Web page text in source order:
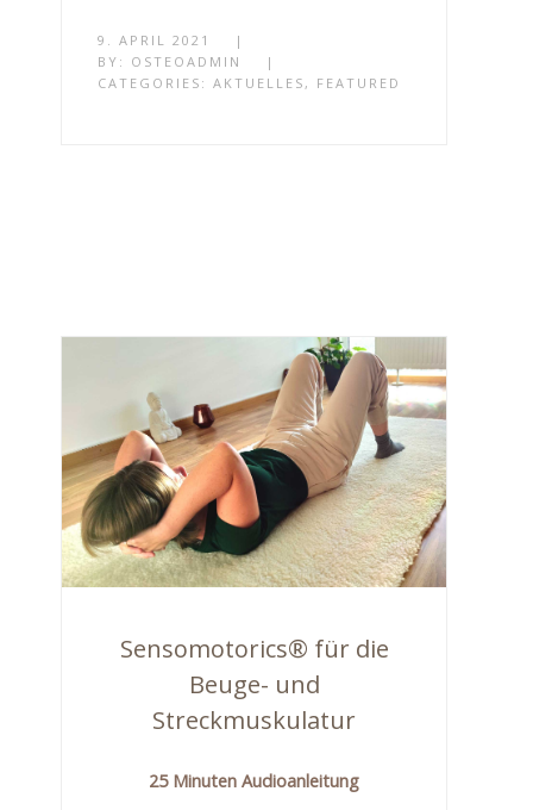
9. APRIL 2021
|
BY: OSTEOADMIN
|
CATEGORIES:AKTUELLES , FEATURED
Sensomotorics® für die
Beuge- und
Streckmuskulatur
25 Minuten Audioanleitung